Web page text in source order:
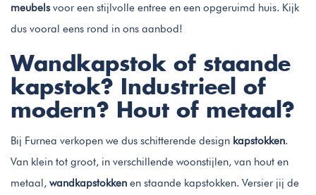
meubelsvoor een stijlvolle entree en een opgeruimd huis. Kijk
dus vooral eens rond in ons aanbod!
Wandkapstok of staande
kapstok? Industrieel of
modern? Hout of metaal?
Bij Furnea verkopen we dus schitterende design kapstokken.
Van klein tot groot, in verschillende woonstijlen, van hout en
metaal, wandkapstokken en staande kapstokken. Versier jij de